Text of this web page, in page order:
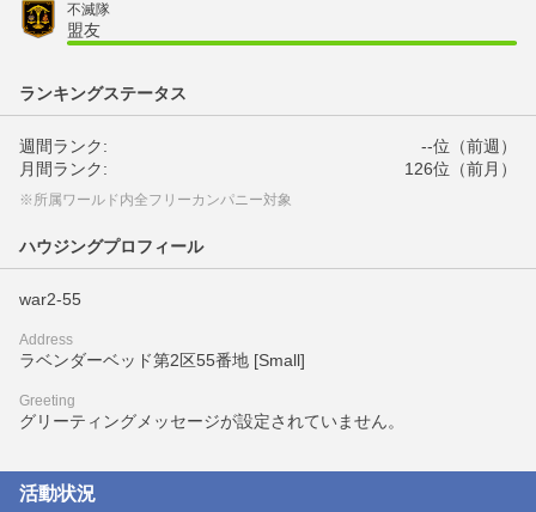
不滅隊
盟友
ランキングステータス
週間ランク:
--位（前週）
月間ランク:
126位（前月）
※所属ワールド内全フリーカンパニー対象
ハウジングプロフィール
war2-55
Address
ラベンダーベッド第2区55番地 [Small]
Greeting
グリーティングメッセージが設定されていません。
活動状況